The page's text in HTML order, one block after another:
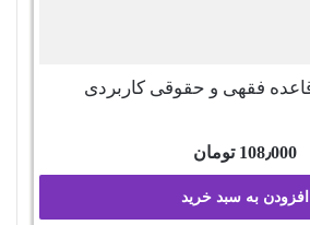
108٫000 تومان
افزودن به سبد خرید